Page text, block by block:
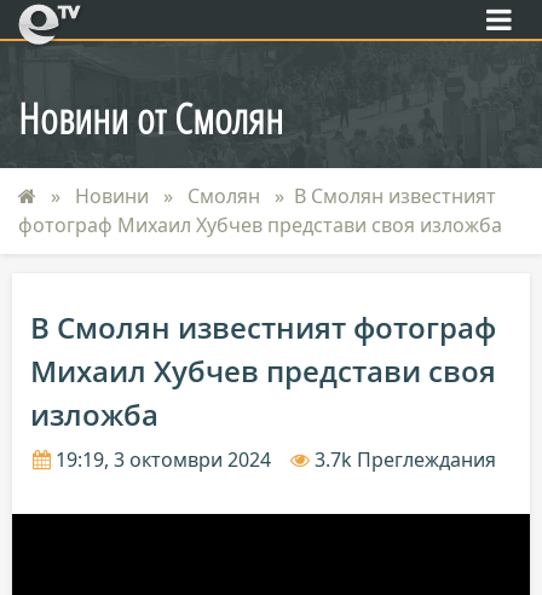
eTV
Новини от Смолян
Новини Смолян
В Смолян известният
фотограф Михаил Хубчев представи своя изложба
В Смолян известният фотограф
Михаил Хубчев представи своя
изложба
19:19, 3 октомври 2024 3.7k Преглеждания